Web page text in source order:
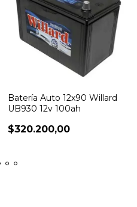
Batería Auto 12x90 Willard
UB930 12v 100ah
$320.200,00